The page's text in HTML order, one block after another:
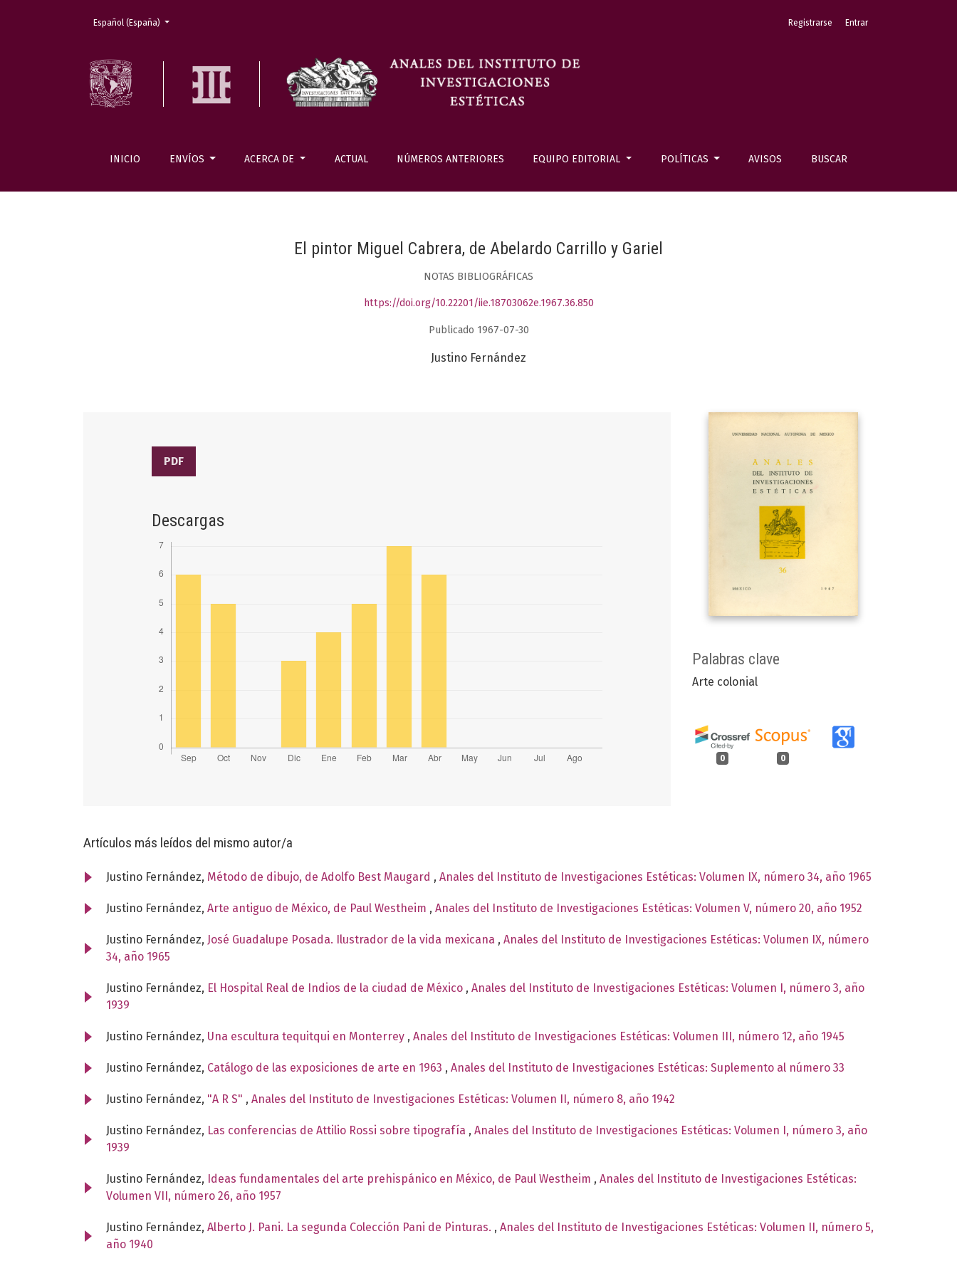
INICIO ENVÍOS ACERCA DE ACTUAL NÚMEROS ANTERIORES EQUIPO EDITORIAL POLÍTICAS AVISOS BUSCAR
Registrarse Entrar
Cambiar el idioma. El actual es:
Español (España)
El pintor Miguel Cabrera, de Abelardo Carrillo y Gariel
NOTAS BIBLIOGRÁFICAS
https://doi.org/10.22201/iie.18703062e.1967.36.850
Publicado 1967-07-30
Justino Fernández
Palabras clave
Arte colonial
0 0
PDF
Descargas
Artículos más leídos del mismo autor/a
Justino Fernández, Método de dibujo, de Adolfo Best Maugard , Anales del Instituto de Investigaciones Estéticas: Volumen IX, número 34, año 1965
Justino Fernández, Arte antiguo de México, de Paul Westheim , Anales del Instituto de Investigaciones Estéticas: Volumen V, número 20, año 1952
Justino Fernández, José Guadalupe Posada. Ilustrador de la vida mexicana , Anales del Instituto de Investigaciones Estéticas: Volumen IX, número
34, año 1965
Justino Fernández, El Hospital Real de Indios de la ciudad de México , Anales del Instituto de Investigaciones Estéticas: Volumen I, número 3, año
1939
Justino Fernández, Una escultura tequitqui en Monterrey , Anales del Instituto de Investigaciones Estéticas: Volumen III, número 12, año 1945
Justino Fernández, Catálogo de las exposiciones de arte en 1963 , Anales del Instituto de Investigaciones Estéticas: Suplemento al número 33
Justino Fernández, "A R S" , Anales del Instituto de Investigaciones Estéticas: Volumen II, número 8, año 1942
Justino Fernández, Las conferencias de Attilio Rossi sobre tipografía , Anales del Instituto de Investigaciones Estéticas: Volumen I, número 3, año
1939
Justino Fernández, Ideas fundamentales del arte prehispánico en México, de Paul Westheim , Anales del Instituto de Investigaciones Estéticas:
Volumen VII, número 26, año 1957
Justino Fernández, Alberto J. Pani. La segunda Colección Pani de Pinturas. , Anales del Instituto de Investigaciones Estéticas: Volumen II, número 5,
año 1940